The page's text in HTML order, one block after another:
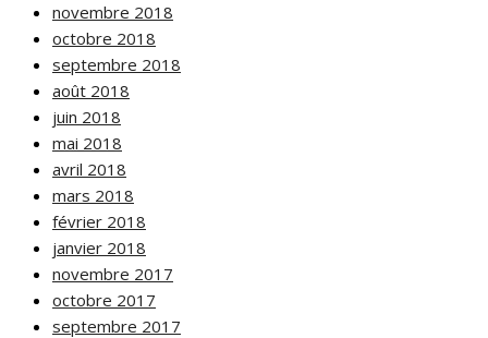
novembre 2018
octobre 2018
septembre 2018
août 2018
juin 2018
mai 2018
avril 2018
mars 2018
février 2018
janvier 2018
novembre 2017
octobre 2017
septembre 2017